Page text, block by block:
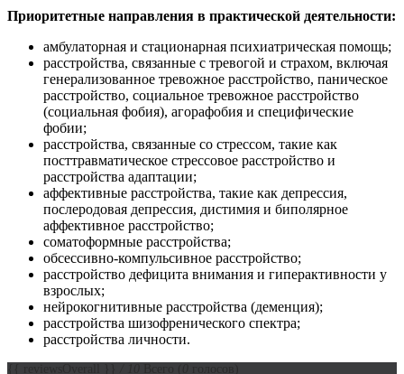
Приоритетные направления в практической деятельности:
амбулаторная и стационарная психиатрическая помощь;
расстройства, связанные с тревогой и страхом, включая
генерализованное тревожное расстройство, паническое
расстройство, социальное тревожное расстройство
(социальная фобия), агорафобия и специфические
фобии;
расстройства, связанные со стрессом, такие как
посттравматическое стрессовое расстройство и
расстройства адаптации;
аффективные расстройства, такие как депрессия,
послеродовая депрессия, дистимия и биполярное
аффективное расстройство;
соматоформные расстройства;
обсессивно-компульсивное расстройство;
расстройство дефицита внимания и гиперактивности у
взрослых;
нейрокогнитивные расстройства (деменция);
расстройства шизофренического спектра;
расстройства личности.